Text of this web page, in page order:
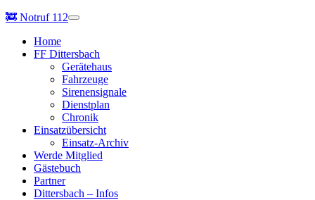
🚒 Notruf 112
Home
FF Dittersbach
Gerätehaus
Fahrzeuge
Sirenensignale
Dienstplan
Chronik
Einsatzübersicht
Einsatz-Archiv
Werde Mitglied
Gästebuch
Partner
Dittersbach – Infos